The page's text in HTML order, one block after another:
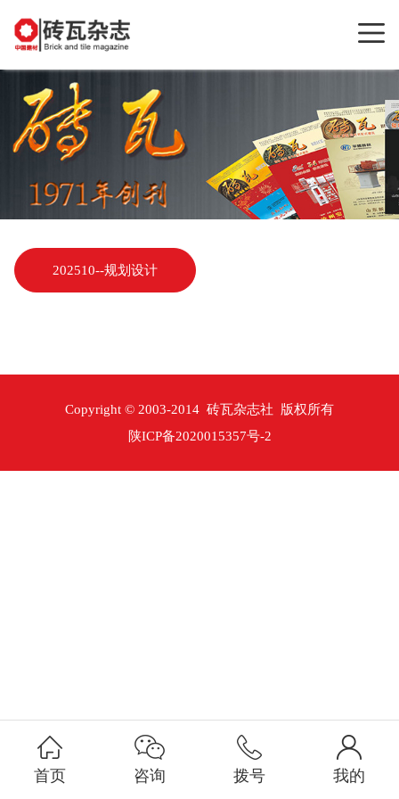
202510--规划设计
Copyright © 2003-2014 砖瓦杂志社 版权所有
陕ICP备2020015357号-2
首页 咨询 拨号 我的